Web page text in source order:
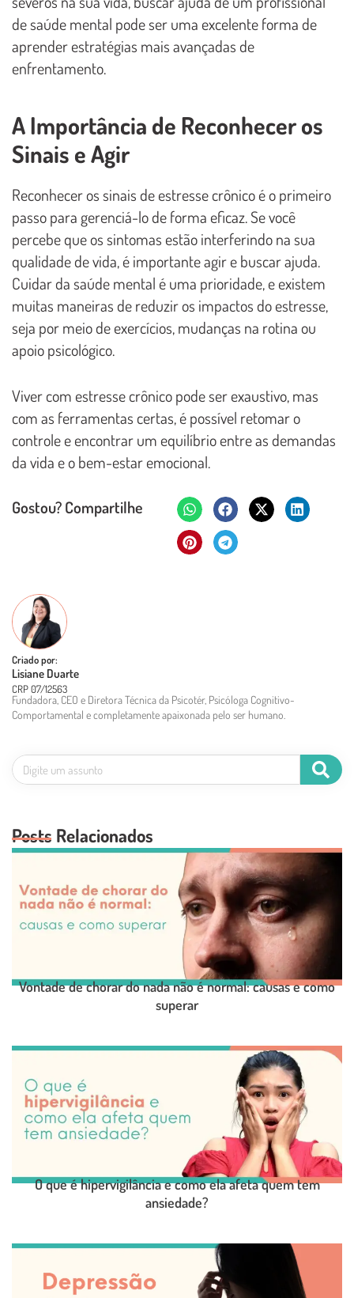
de saúde mental pode ser uma excelente forma de
aprender estratégias mais avançadas de
enfrentamento.
A Importância de Reconhecer os
Sinais e Agir
Reconhecer os sinais de estresse crônico é o primeiro
passo para gerenciá-lo de forma eficaz. Se você
percebe que os sintomas estão interferindo na sua
qualidade de vida, é importante agir e buscar ajuda.
Cuidar da saúde mental é uma prioridade, e existem
muitas maneiras de reduzir os impactos do estresse,
seja por meio de exercícios, mudanças na rotina ou
apoio psicológico.
Viver com estresse crônico pode ser exaustivo, mas
com as ferramentas certas, é possível retomar o
controle e encontrar um equilíbrio entre as demandas
da vida e o bem-estar emocional.
Gostou? Compartilhe
Criado por:
Lisiane Duarte
CRP 07/12563
Fundadora, CEO e Diretora Técnica da Psicotér, Psicóloga Cognitivo-
Comportamental e completamente apaixonada pelo ser humano.
Posts Relacionados
LEIA O POST COMPLETO
Vontade de chorar do nada não é normal: causas e como
superar
LEIA O POST COMPLETO
O que é hipervigilância e como ela afeta quem tem
ansiedade?